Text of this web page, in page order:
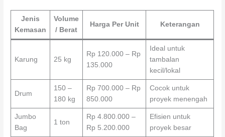
Jenis
Kemasan
Volume
/ Berat
Harga Per Unit Keterangan
Karung 25 kg
Rp 120.000 – Rp
135.000
Ideal untuk
tambalan
kecil/lokal
Drum
150 –
180 kg
Rp 700.000 – Rp
850.000
Cocok untuk
proyek menengah
Jumbo
Bag
1 ton
Rp 4.800.000 –
Rp 5.200.000
Efisien untuk
proyek besar